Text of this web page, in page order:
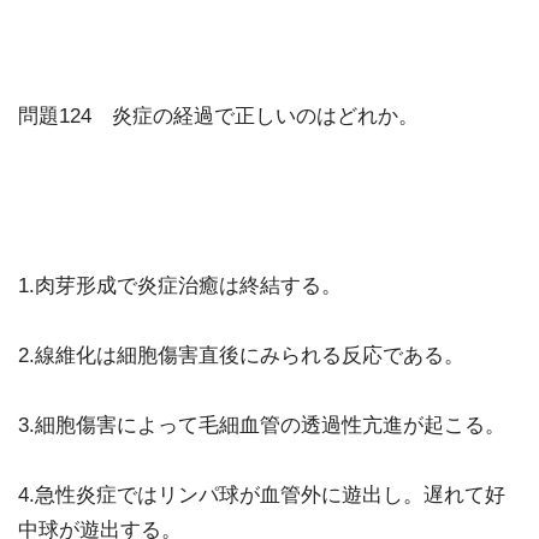
問題124 炎症の経過で正しいのはどれか。
1.肉芽形成で炎症治癒は終結する。
2.線維化は細胞傷害直後にみられる反応である。
3.細胞傷害によって毛細血管の透過性亢進が起こる。
4.急性炎症ではリンパ球が血管外に遊出し。遅れて好
中球が遊出する。